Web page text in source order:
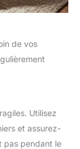
de vos
Utilisez
et assurez-
pas pendant le